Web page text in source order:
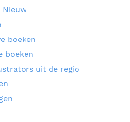
Nieuw
boeken
boeken
uit de regio